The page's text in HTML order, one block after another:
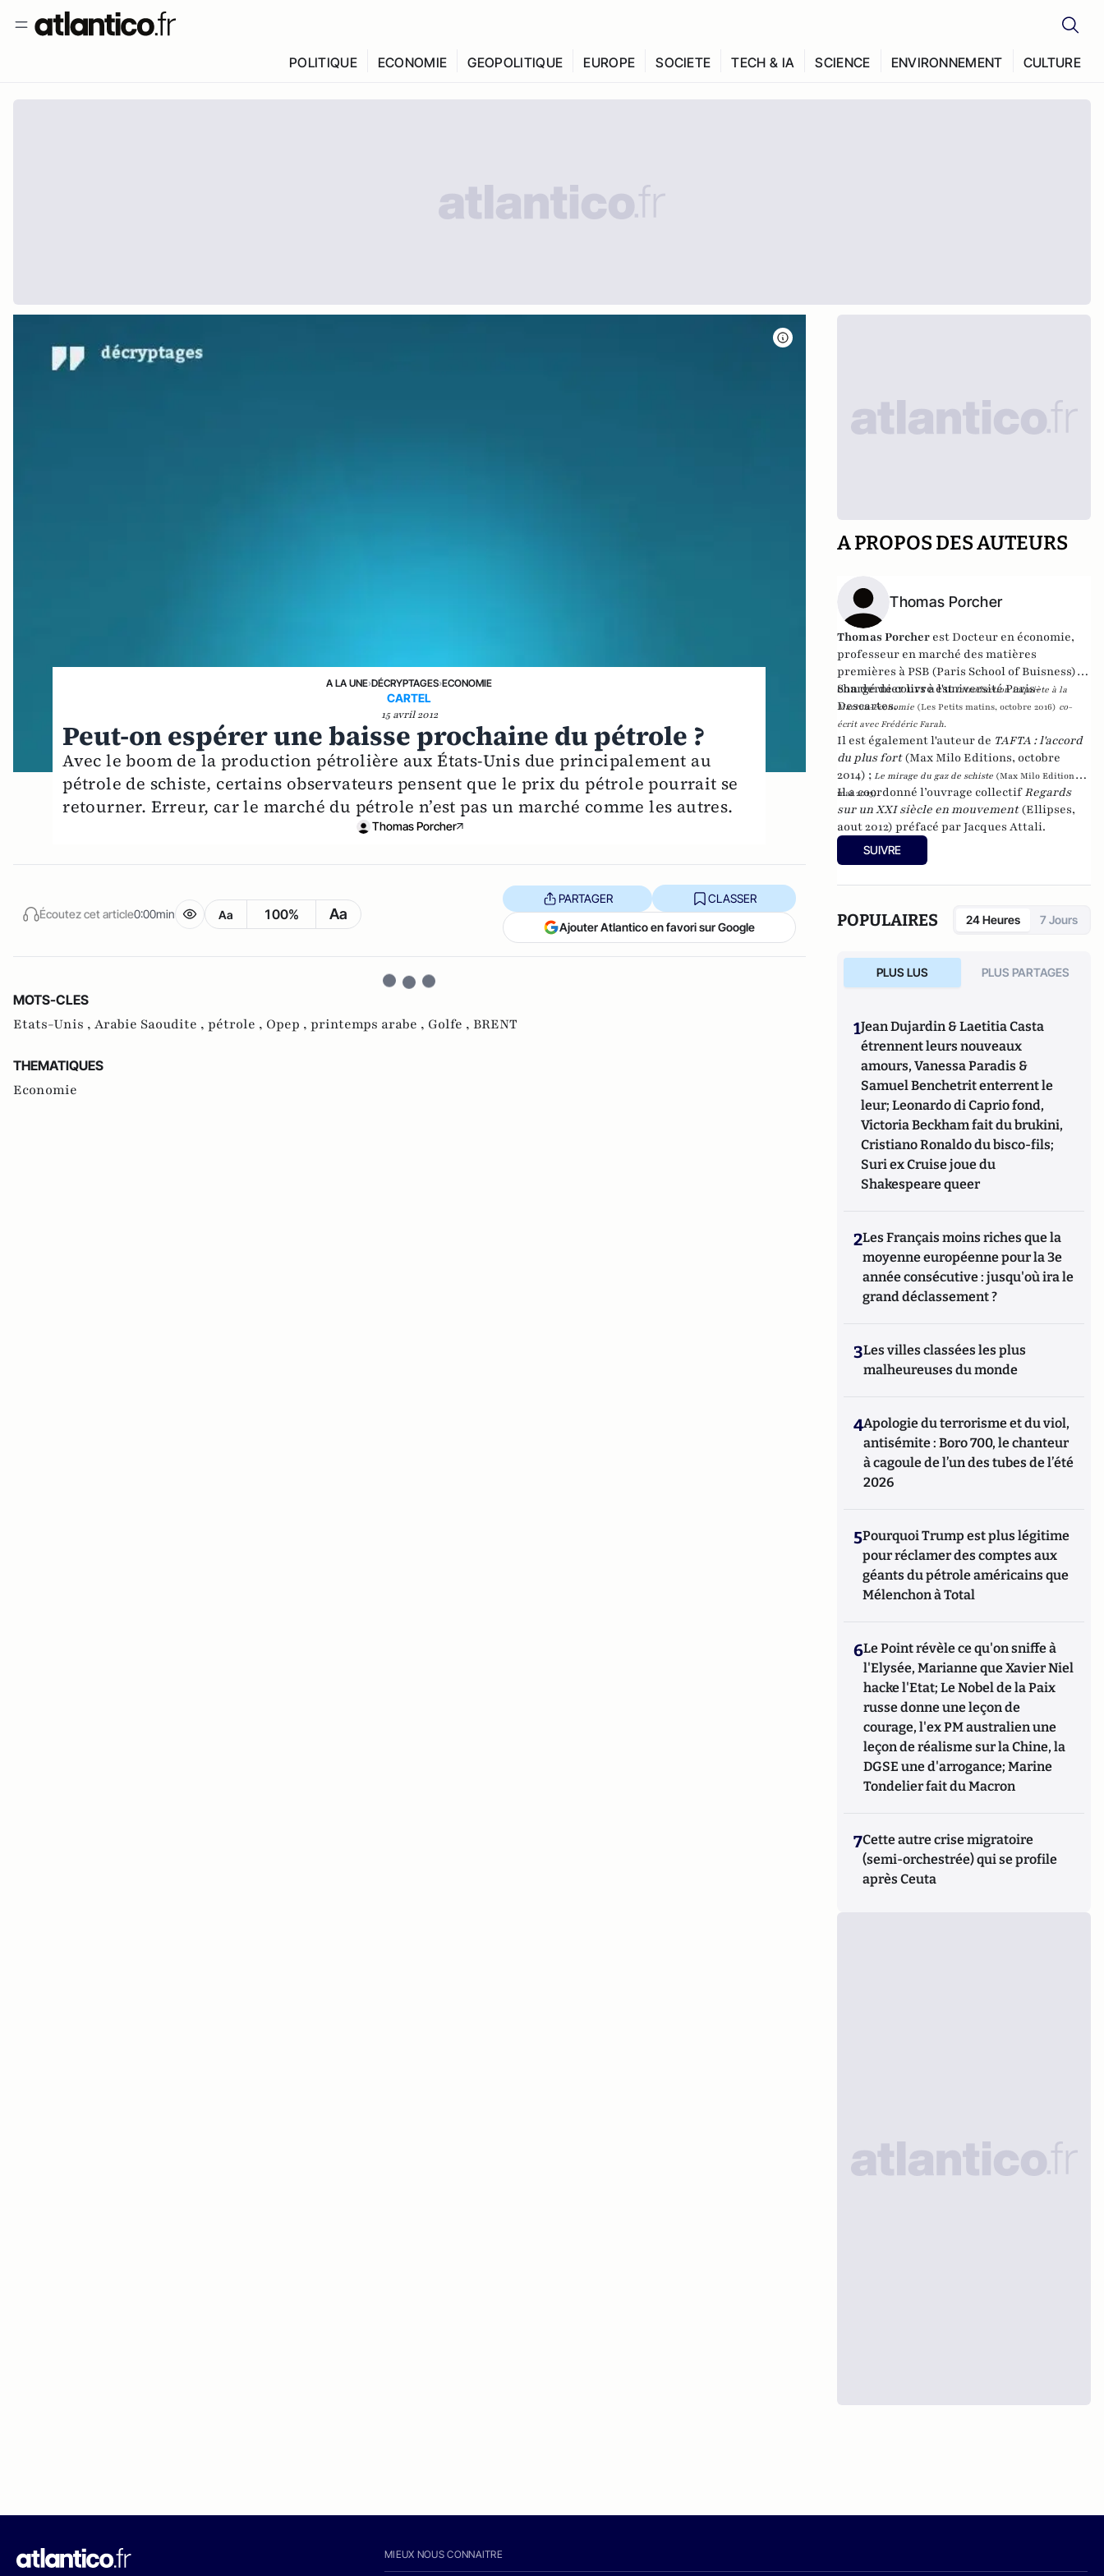
POLITIQUE ECONOMIE GEOPOLITIQUE EUROPE SOCIETE TECH & IA SCIENCE ENVIRONNEMENT CULTURE
A LA UNE›DÉCRYPTAGES›ECONOMIE
CARTEL
15 avril 2012
Peut-on espérer une baisse prochaine du pétrole ?
Avec le boom de la production pétrolière aux États-Unis due principalement au
pétrole de schiste, certains observateurs pensent que le prix du pétrole pourrait se
retourner. Erreur, car le marché du pétrole n’est pas un marché comme les autres.
Thomas Porcher
Écoutez cet article0:00min Aa 100% Aa
PARTAGER CLASSER
Ajouter Atlantico en favori sur Google
MOTS-CLES
Etats-Unis , Arabie Saoudite , pétrole , Opep , printemps arabe , Golfe , BRENT
THEMATIQUES
Economie
A PROPOS DES AUTEURS
Thomas Porcher
Thomas Porcher est Docteur en économie,
professeur en marché des matières
premières à PSB (Paris School of Buisness) et
chargé de cours à l'université Paris-
Descartes.
Son dernier livre estIntroduction inquiète à la
Macron-économie (Les Petits matins, octobre 2016) co-
écrit avec Frédéric Farah.
Il est également l'auteur de TAFTA : l'accord
du plus fort(Max Milo Editions, octobre
2014) ;Le mirage du gaz de schiste (Max Milo Editions,
mai 2013).
Il a coordonné l’ouvrage collectifRegards
sur un XXI siècle en mouvement(Ellipses,
aout 2012) préfacé par Jacques Attali.
SUIVRE
POPULAIRES 24 Heures 7 Jours
PLUS LUS PLUS PARTAGES
1Jean Dujardin & Laetitia Casta
étrennent leurs nouveaux
amours, Vanessa Paradis &
Samuel Benchetrit enterrent le
leur; Leonardo di Caprio fond,
Victoria Beckham fait du brukini,
Cristiano Ronaldo du bisco-fils;
Suri ex Cruise joue du
Shakespeare queer
2Les Français moins riches que la
moyenne européenne pour la 3e
année consécutive : jusqu'où ira le
grand déclassement ?
3Les villes classées les plus
malheureuses du monde
4Apologie du terrorisme et du viol,
antisémite : Boro 700, le chanteur
à cagoule de l’un des tubes de l’été
2026
5Pourquoi Trump est plus légitime
pour réclamer des comptes aux
géants du pétrole américains que
Mélenchon à Total
6Le Point révèle ce qu'on sniffe à
l'Elysée, Marianne que Xavier Niel
hacke l'Etat; Le Nobel de la Paix
russe donne une leçon de
courage, l'ex PM australien une
leçon de réalisme sur la Chine, la
DGSE une d'arrogance; Marine
Tondelier fait du Macron
7Cette autre crise migratoire
(semi-orchestrée) qui se profile
après Ceuta
MIEUX NOUS CONNAITRE